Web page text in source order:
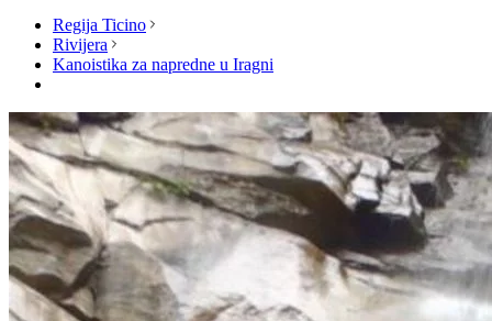
Regija Ticino
Rivijera
Kanoistika za napredne u Iragni